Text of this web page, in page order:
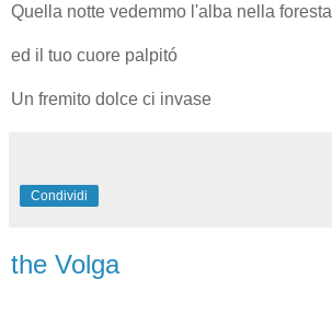
Quella notte vedemmo l'alba nella foresta
ed il tuo cuore palpitó
Un fremito dolce ci invase
Condividi
the Volga